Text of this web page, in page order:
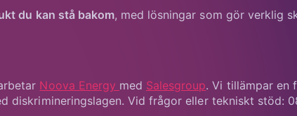
du kan stå bakom, med lösningar som gör verklig
Noova Energy med Salesgroup. Vi tillämpar en
diskrimineringslagen. Vid frågor eller tekniskt stöd: